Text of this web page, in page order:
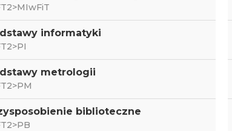
informatyki
metrologii
biblioteczne